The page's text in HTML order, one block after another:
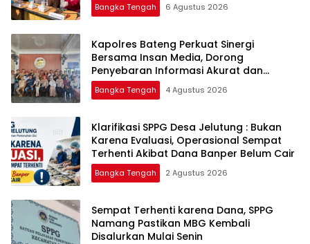
Bangka Tengah 6 Agustus 2026
‎Kapolres Bateng Perkuat Sinergi
Bersama Insan Media, Dorong
Penyebaran Informasi Akurat dan
Layanan Polri 110
Bangka Tengah 4 Agustus 2026
‎Klarifikasi SPPG Desa Jelutung : Bukan
Karena Evaluasi, Operasional Sempat
Terhenti Akibat Dana Banper Belum Cair
Bangka Tengah 2 Agustus 2026
‎Sempat Terhenti karena Dana, SPPG
Namang Pastikan MBG Kembali
Disalurkan Mulai Senin